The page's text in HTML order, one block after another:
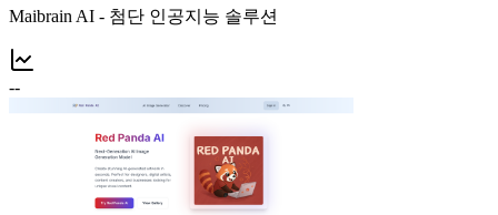
Maibrain AI - 첨단 인공지능 솔루션
--